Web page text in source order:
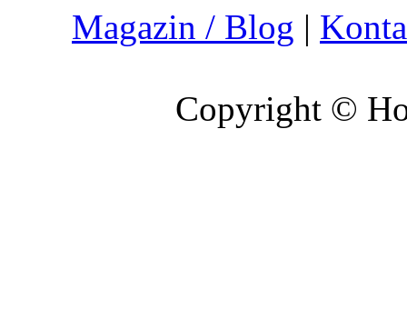
Magazin / Blog |
Copyright ©